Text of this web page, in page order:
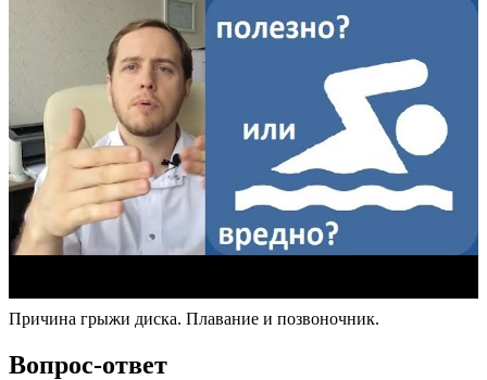
Причина грыжи диска. Плавание и позвоночник.
Вопрос-ответ